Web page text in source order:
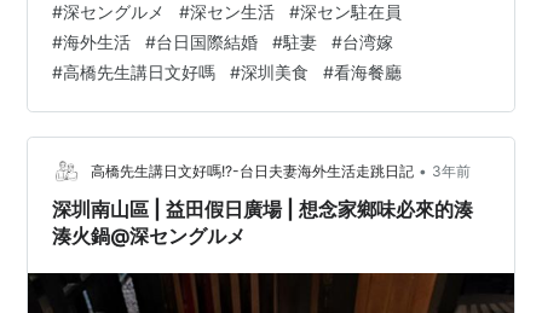
很不錯! 蛇口周辺は深センの初期開発地域とされ、外国人
が多く住んでいるので、蛇口へ来るたびに、風景もレス
トランの体験も、外国の雰囲気を感じることができるん
ですよ～ 蛇口南海ヒルトンホテル-伊甸園へのアクセスは
少し不便だったが、蛇口港に近いため、海を眺めながら
食事が楽しめ、お客さんもそれほど…
#深セングルメ #深セン生活 #深セン駐在員
#海外生活 #台日国際結婚 #駐妻 #台湾嫁
#高橋先生講日文好嗎 #深圳美食 #看海餐廳
高橋先生講日文好嗎!?-台日夫妻海外生活走跳日記 • 3年前
深圳南山區 | 益田假日廣場 | 想念家鄉味必來的湊
湊火鍋@深セングルメ